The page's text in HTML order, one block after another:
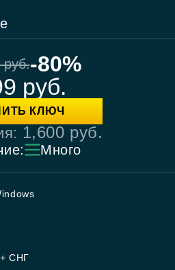
руб.-80%
руб.
КЛЮЧ
1,600 руб.
Много
+ СНГ